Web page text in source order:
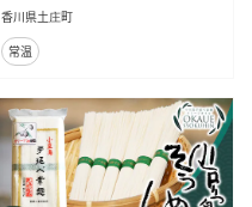
香川県土庄町
常温